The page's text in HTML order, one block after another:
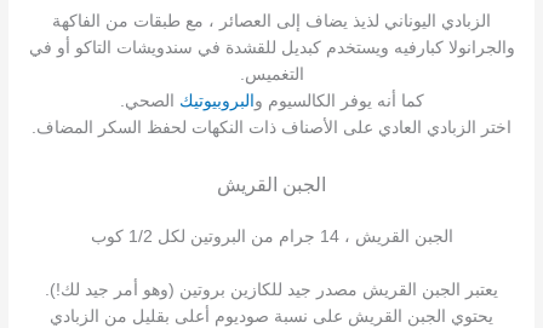
الزبادي اليوناني لذيذ يضاف إلى العصائر ، مع طبقات من الفاكهة
والجرانولا كبارفيه ويستخدم كبديل للقشدة في سندويشات التاكو أو في
التغميس.
كما أنه يوفر الكالسيوم و البروبيوتيك الصحي.
اختر الزبادي العادي على الأصناف ذات النكهات لحفظ السكر المضاف.
الجبن القريش
الجبن القريش ، 14 جرام من البروتين لكل 1/2 كوب
يعتبر الجبن القريش مصدر جيد للكازين بروتين (وهو أمر جيد لك!).
يحتوي الجبن القريش على نسبة صوديوم أعلى بقليل من الزبادي